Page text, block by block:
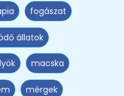
fogászat
állatok
macska
mérgek